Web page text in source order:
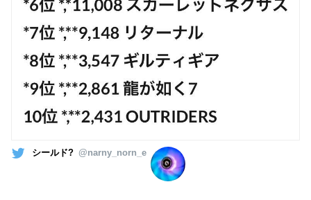
シールド? @narny_norn_e